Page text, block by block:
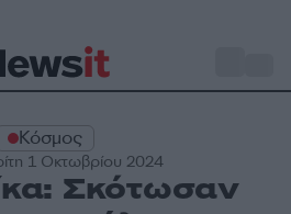
Κόσμος
1 Οκτωβρίου 2024
Σκότωσαν